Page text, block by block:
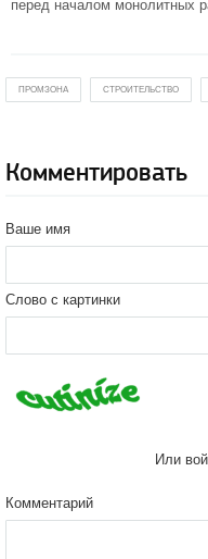
перед началом монолитных
ПРОМЗОНА СТРОИТЕЛЬСТВО
Комментировать
Ваше имя
Слово с картинки
Или
Комментарий